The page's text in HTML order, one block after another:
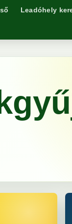
Leadóhely